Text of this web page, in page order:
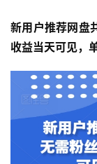
新用户推荐网盘
收益当天可见，